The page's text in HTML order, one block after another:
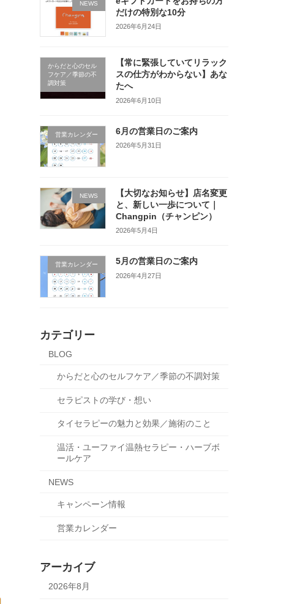
NEWS
だけの特別な10分
2026年6月24日
からだと心のセル
フケア／季節の不
調対策
【常に緊張していてリラック
スの仕方がわからない】あな
たへ
2026年6月10日
営業カレンダー 6月の営業日のご案内
2026年5月31日
NEWS
【大切なお知らせ】店名変更
と、新しい一歩について｜
Changpin（チャンピン）
2026年5月4日
営業カレンダー 5月の営業日のご案内
2026年4月27日
カテゴリー
BLOG
からだと心のセルフケア／季節の不調対策
セラピストの学び・想い
タイセラピーの魅力と効果／施術のこと
温活・ユーファイ温熱セラピー・ハーブボ
ールケア
NEWS
キャンペーン情報
営業カレンダー
アーカイブ
2026年8月